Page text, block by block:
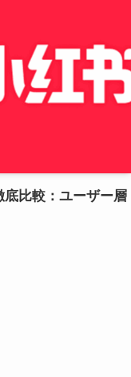
比較：ユーザー層